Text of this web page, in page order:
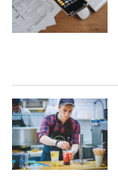
2021